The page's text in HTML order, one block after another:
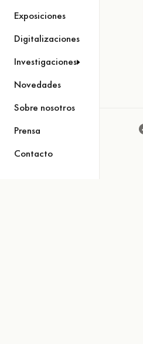
Exposiciones
Digitalizaciones
Investigaciones
Novedades
Sobre nosotros
Prensa
Contacto